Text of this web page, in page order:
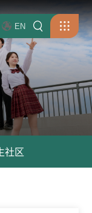
EN
社区